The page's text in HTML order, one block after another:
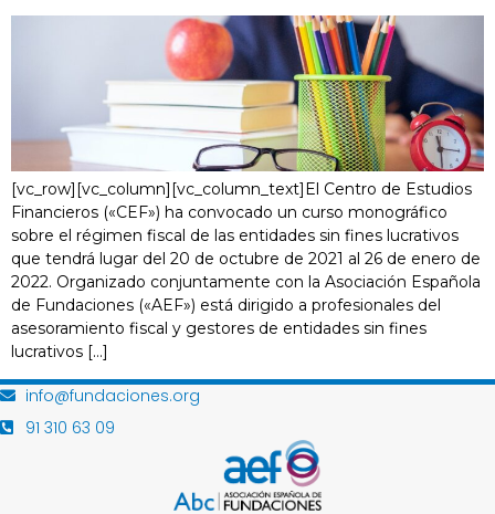
[vc_row][vc_column][vc_column_text]El Centro de Estudios
Financieros («CEF») ha convocado un curso monográfico
sobre el régimen fiscal de las entidades sin fines lucrativos
que tendrá lugar del 20 de octubre de 2021 al 26 de enero de
2022. Organizado conjuntamente con la Asociación Española
de Fundaciones («AEF») está dirigido a profesionales del
asesoramiento fiscal y gestores de entidades sin fines
lucrativos […]
info@fundaciones.org
91 310 63 09